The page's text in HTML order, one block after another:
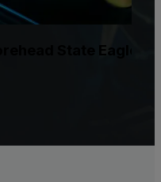
State Eagles